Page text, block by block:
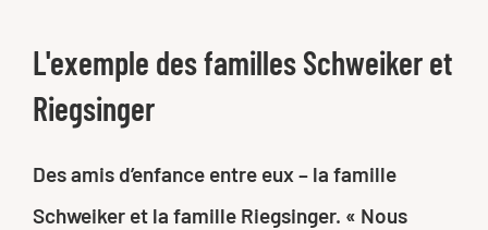
L'exemple des familles Schweiker et
Riegsinger
Des amis d’enfance entre eux – la famille
Schweiker et la famille Riegsinger. « Nous